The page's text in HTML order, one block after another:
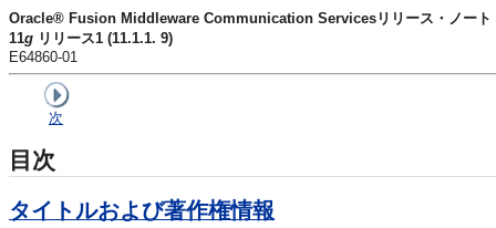
Oracle® Fusion Middleware Communication Servicesリリース・ノート
11g リリース1 (11.1.1. 9)
E64860-01
次
目次
タイトルおよび著作権情報